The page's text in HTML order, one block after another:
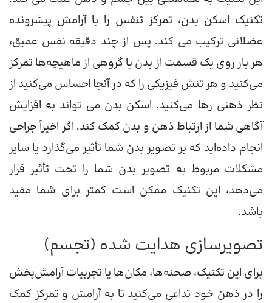
تکنیک اسکن بدن، تمرکز تنفس را با آرامش پیشرونده
عضلانی ترکیب می کند. پس از چند دقیقه نفس عمیق،
هر بار روی یک قسمت از بدن یا گروهی از ماهیچه‌ها تمرکز
می‌کنید و هر تنش فیزیکی را که در آنجا احساس می‌کنید از
نظر ذهنی رها می‌کنید. اسکن بدن می تواند به افزایش
آگاهی شما از ارتباط ذهن و بدن کمک کند. اگر اخیراً جراحی
انجام داده‌اید که بر تصویر بدن شما تأثیر می‌گذارد یا سایر
مشکلات مربوط به تصویر بدن شما را تحت تأثیر قرار
می‌دهد، این تکنیک ممکن است کمتر برای شما مفید
باشد.
تصویرسازی هدایت شده (تجسم)
برای این تکنیک، صحنه‌ها، مکان‌ها یا تجربیات آرامش‌بخش
را در ذهن خود تداعی می‌کنید تا به آرامش و تمرکز کمک